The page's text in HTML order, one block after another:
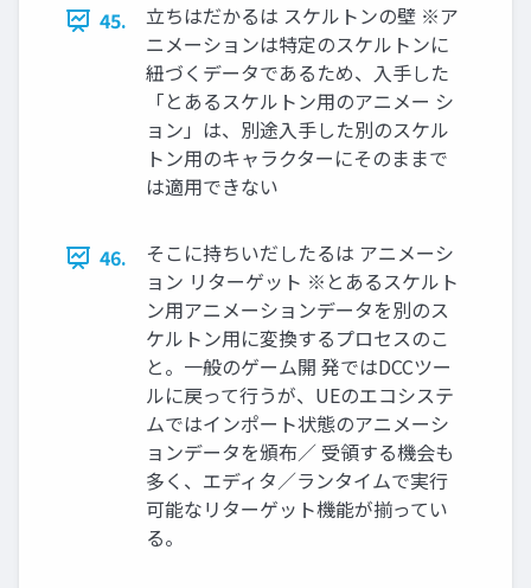
45.
立ちはだかるは スケルトンの壁 ※ア
ニメーションは特定のスケルトンに
紐づくデータであるため、入手した
「とあるスケルトン用のアニメー シ
ョン」は、別途入手した別のスケル
トン用のキャラクターにそのままで
は適用できない
46.
そこに持ちいだしたるは アニメーシ
ョン リターゲット ※とあるスケルト
ン用アニメーションデータを別のス
ケルトン用に変換するプロセスのこ
と。一般のゲーム開 発ではDCCツー
ルに戻って行うが、UEのエコシステ
ムではインポート状態のアニメーシ
ョンデータを頒布／ 受領する機会も
多く、エディタ／ランタイムで実行
可能なリターゲット機能が揃ってい
る。